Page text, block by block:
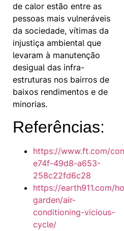
de calor estão entre as
pessoas mais vulneráveis
da sociedade, vítimas da
injustiça ambiental que
levaram à manutenção
desigual das infra-
estruturas nos bairros de
baixos rendimentos e de
minorias.
Referências:
https://www.ft.com/
e74f-49d8-a653-
258c22fd6c28
https://earth911.com/
garden/air-
conditioning-vicious-
cycle/